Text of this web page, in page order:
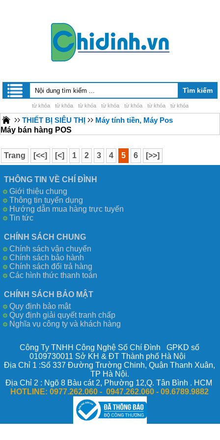
từ khóa từ khóa từ khóa từ khóa từ khóa từ khóa từ khóa
THIẾT BỊ SIÊU THỊ
Máy tính tiền, Máy Pos
Máy bán hàng POS
Trang [<<] [<] 1 2 3 4 5 6 [>>]
THÔNG TIN VỀ CHÍ ĐÌNH
Giới thiệu chung
Thông tin tuyển dụng
Hướng dẫn mua hàng trực tuyến
Tin tức
CHÍNH SÁCH CHUNG
Chính sách vận chuyển
Chính sách bảo hành
Chính sách đổi trả hàng
Các hình thức thanh toán
CHÍNH SÁCH BẢO MẬT
Quy định bảo mật
Quy định giải quyết tranh chấp
Nghĩa vụ công ty và khách hàng
Công Ty TNHH Công Nghệ Số Chí Đình GPKD số
0109730011 Sở KH & ĐT Thành phố Hà Nội
Địa Chỉ 1 :Số 337 Đường Trường Chinh, Quận Thanh Xuân,
TP Hà Nội.
Địa Chỉ 2 : Ngõ 8 Bàu cát 2, Phường 12,Q. Tân Bình . HCM
HOTLINE: 0977.262.060 - 0947.262.060 -09.6789.9882